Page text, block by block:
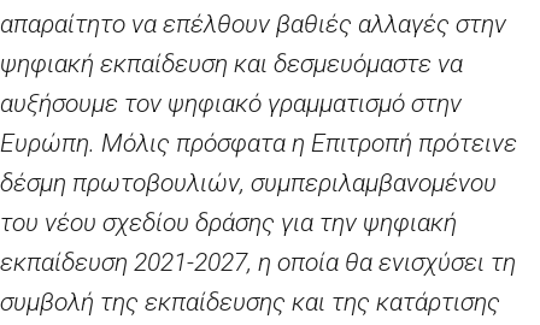
απαραίτητο να επέλθουν βαθιές αλλαγές στην
ψηφιακή εκπαίδευση και δεσμευόμαστε να
αυξήσουμε τον ψηφιακό γραμματισμό στην
Ευρώπη. Μόλις πρόσφατα η Επιτροπή πρότεινε
δέσμη πρωτοβουλιών, συμπεριλαμβανομένου
του νέου σχεδίου δράσης για την ψηφιακή
εκπαίδευση 2021-2027, η οποία θα ενισχύσει τη
συμβολή της εκπαίδευσης και της κατάρτισης